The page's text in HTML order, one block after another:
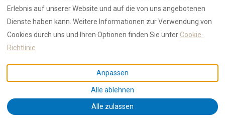
Stand: Mai 2026. Eintrittspreise und Öffnungszeiten von
parcolamaddalena.it, parcomolentargius.it und gorropu.com.
RENTAL12 prüft Angaben vor Ort.
7. 3 Stimmen unserer Gäste
Drei aktuelle Erfahrungsberichte von Gästen, die einen
der drei Parks während ihres RENTAL12-Aufenthalts
besucht haben.
Erlebnis auf unserer Website und auf die von uns angebotenen
Dienste haben kann. Weitere Informationen zur Verwendung von
Cookies durch uns und Ihren Optionen finden Sie unter Cookie-
Richtlinie
Anpassen
Alle ablehnen
Alle zulassen